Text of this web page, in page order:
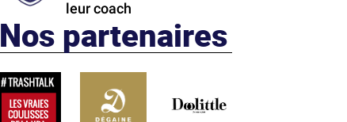
leur coach
Nos partenaires